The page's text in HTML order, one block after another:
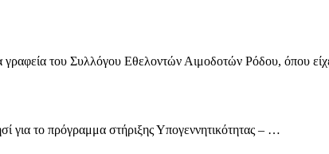
του Συλλόγου Εθελοντών Αιμοδοτών Ρόδου, όπου
για το πρόγραμμα στήριξης Υπογεννητικότητας – …